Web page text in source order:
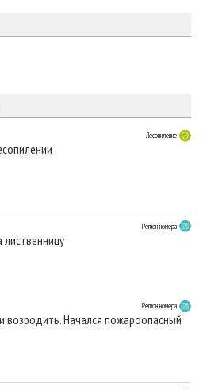
Лесопиление
Регион номера
лиственницу
Регион номера
возродить. Начался пожароопасный